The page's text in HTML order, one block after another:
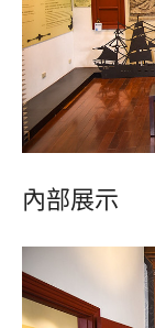
內部展示